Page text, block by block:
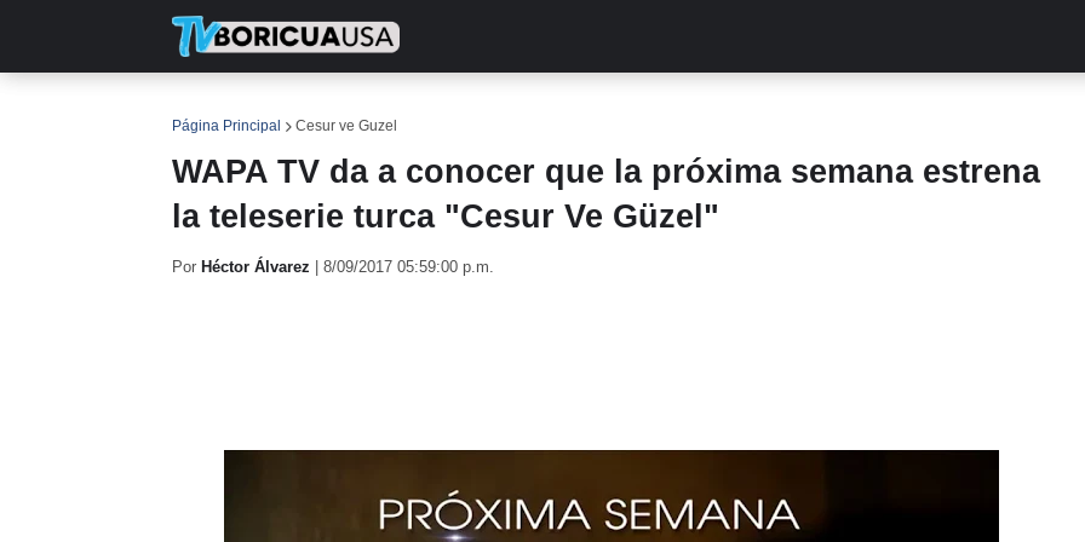
Página Principal Cesur ve Guzel
WAPA TV da a conocer que la próxima semana estrena
la teleserie turca "Cesur Ve Güzel"
Por Héctor Álvarez 8/09/2017 05:59:00 p.m.